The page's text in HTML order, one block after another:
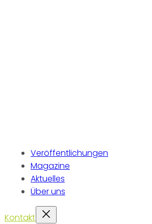
Veröffentlichungen
Magazine
Aktuelles
Über uns
Kontakt